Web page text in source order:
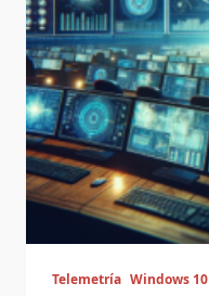
Telemetría Windows 10